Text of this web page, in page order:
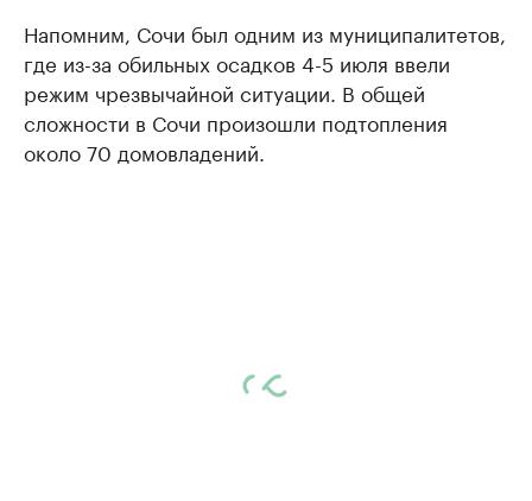
Напомним, Сочи был одним из муниципалитетов,
где из-за обильных осадков 4-5 июля ввели
режим чрезвычайной ситуации. В общей
сложности в Сочи произошли подтопления
около 70 домовладений.